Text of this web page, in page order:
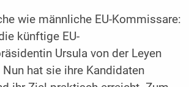
wie männliche EU-Kommissare:
künftige EU-
Ursula von der Leyen
hat sie ihre Kandidaten